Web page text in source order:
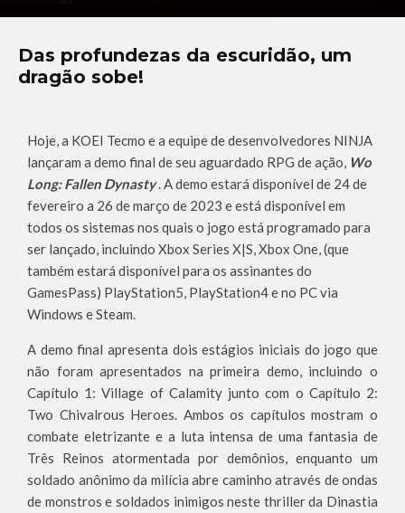
Das profundezas da escuridão, um
dragão sobe!
Hoje, a KOEI Tecmo e a equipe de desenvolvedores NINJA
lançaram a demo final de seu aguardado RPG de ação, Wo
Long: Fallen Dynasty. A demo estará disponível de 24 de
fevereiro a 26 de março de 2023 e está disponível em
todos os sistemas nos quais o jogo está programado para
ser lançado, incluindo Xbox Series X|S, Xbox One, (que
também estará disponível para os assinantes do
GamesPass) PlayStation5, PlayStation4 e no PC via
Windows e Steam.
A demo final apresenta dois estágios iniciais do jogo que
não foram apresentados na primeira demo, incluindo o
Capítulo 1: Village of Calamity junto com o Capítulo 2:
Two Chivalrous Heroes. Ambos os capítulos mostram o
combate eletrizante e a luta intensa de uma fantasia de
Três Reinos atormentada por demônios, enquanto um
soldado anônimo da milícia abre caminho através de ondas
de monstros e soldados inimigos neste thriller da Dinastia